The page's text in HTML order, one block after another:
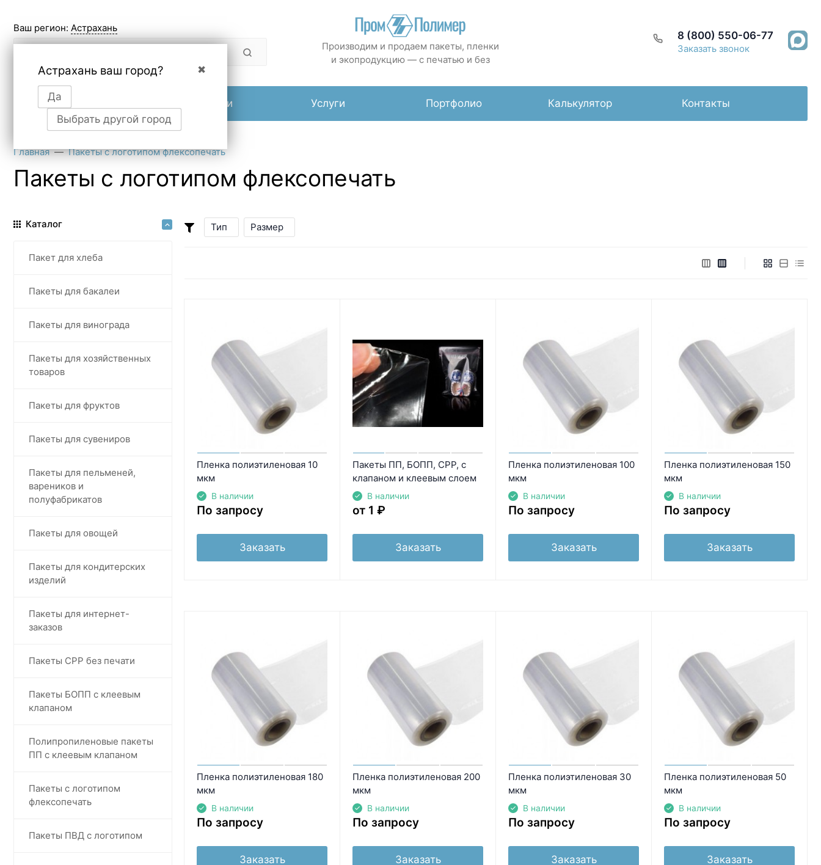
Ваш регион: Астрахань
✖
Астрахань ваш город?
Да
Выбрать другой город
Производим и продаем пакеты, пленки
и экопродукцию — с печатью и без
8 (800) 550-06-77
Заказать звонок
Продукция О компании Услуги Портфолио Калькулятор Контакты
Главная Пакеты с логотипом флексопечать
Пакеты с логотипом флексопечать
Каталог
Пакет для хлеба
Пакеты для бакалеи
Пакеты для винограда
Пакеты для хозяйственных
товаров
Пакеты для фруктов
Пакеты для сувениров
Пакеты для пельменей,
вареников и
полуфабрикатов
Пакеты для овощей
Пакеты для кондитерских
изделий
Пакеты для интернет-
заказов
Пакеты СРР без печати
Пакеты БОПП с клеевым
клапаном
Полипропиленовые пакеты
ПП с клеевым клапаном
Пакеты с логотипом
флексопечать
Пакеты ПВД с логотипом
Тип Размер
Пленка полиэтиленовая 10
мкм
В наличии
По запросу
Заказать
Пакеты ПП, БОПП, СРР, с
клапаном и клеевым слоем
В наличии
от 1 ₽
Заказать
Пленка полиэтиленовая 100
мкм
В наличии
По запросу
Заказать
Пленка полиэтиленовая 150
мкм
В наличии
По запросу
Заказать
Пленка полиэтиленовая 180
мкм
В наличии
По запросу
Заказать
Пленка полиэтиленовая 200
мкм
В наличии
По запросу
Заказать
Пленка полиэтиленовая 30
мкм
В наличии
По запросу
Заказать
Пленка полиэтиленовая 50
мкм
В наличии
По запросу
Заказать